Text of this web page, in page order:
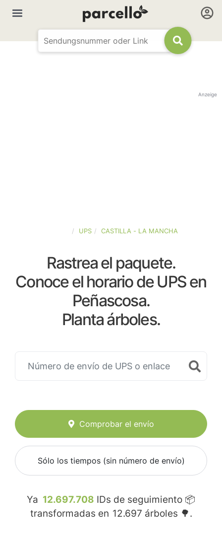
Anzeige
UPS CASTILLA - LA MANCHA
Rastrea el paquete.
Conoce el horario de UPS en
Peñascosa.
Planta árboles.
Comprobar el envío
Sólo los tiempos (sin número de envío)
Ya 12.697.708 IDs de seguimiento 📦
transformadas en 12.697 árboles 🌳.